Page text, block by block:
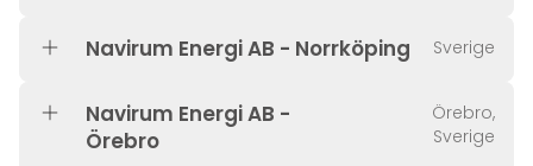
Navirum Energi AB - Norrköping Sverige
Navirum Energi AB -
Örebro
Örebro,
Sverige